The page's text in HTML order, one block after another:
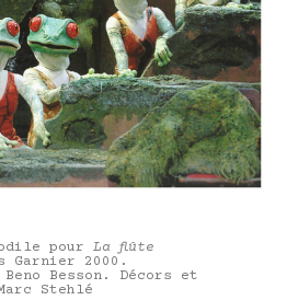
pour La flûte
Garnier 2000.
Besson. Décors et
Stehlé